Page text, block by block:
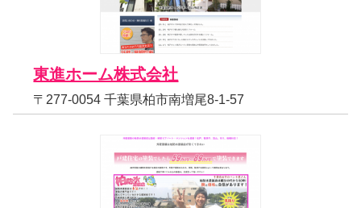
東進ホーム株式会社
〒277-0054 千葉県柏市南増尾8-1-57